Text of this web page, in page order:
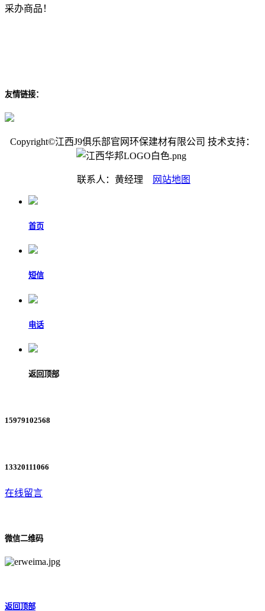
采办商品！
友情链接：
Copyright©江西J9俱乐部官网环保建材有限公司 技术支持：
联系人：黄经理 网站地图
首页
短信
电话
返回顶部
15979102568
13320111066
在线留言
微信二维码
返回顶部